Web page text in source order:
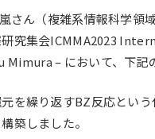
さん（複雑系情報科学領
研究集会ICMMA2023
Mimura – において、下
を繰り返すBZ反応とい
築しました。